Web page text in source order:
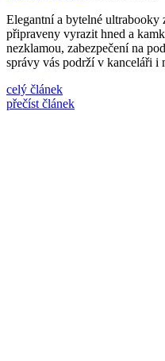
Elegantní a bytelné
připraveny vyrazit hned a
nezklamou, zabezpečení na
správy vás podrží v kanceláři i
celý článek
přečíst článek